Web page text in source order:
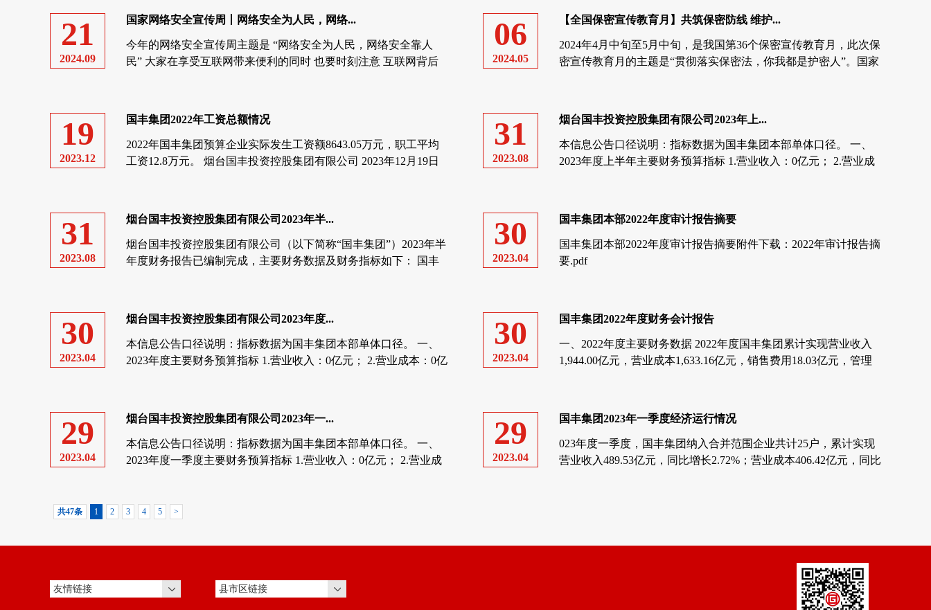
21
2024.09
国家网络安全宣传周丨网络安全为人民，网络...
今年的网络安全宣传周主题是 “网络安全为人民，网络安全靠人
民” 大家在享受互联网带来便利的同时 也要时刻注意 互联网背后
06
2024.05
【全国保密宣传教育月】共筑保密防线 维护...
2024年4月中旬至5月中旬，是我国第36个保密宣传教育月，此次保
密宣传教育月的主题是“贯彻落实保密法，你我都是护密人”。国家
19
2023.12
国丰集团2022年工资总额情况
2022年国丰集团预算企业实际发生工资额8643.05万元，职工平均
工资12.8万元。 烟台国丰投资控股集团有限公司 2023年12月19日
31
2023.08
烟台国丰投资控股集团有限公司2023年上...
本信息公告口径说明：指标数据为国丰集团本部单体口径。 一、
2023年度上半年主要财务预算指标 1.营业收入：0亿元； 2.营业成
31
2023.08
烟台国丰投资控股集团有限公司2023年半...
烟台国丰投资控股集团有限公司（以下简称“国丰集团”）2023年半
年度财务报告已编制完成，主要财务数据及财务指标如下： 国丰
30
2023.04
国丰集团本部2022年度审计报告摘要
国丰集团本部2022年度审计报告摘要附件下载：2022年审计报告摘
要.pdf
30
2023.04
烟台国丰投资控股集团有限公司2023年度...
本信息公告口径说明：指标数据为国丰集团本部单体口径。 一、
2023年度主要财务预算指标 1.营业收入：0亿元； 2.营业成本：0亿
30
2023.04
国丰集团2022年度财务会计报告
一、2022年度主要财务数据 2022年度国丰集团累计实现营业收入
1,944.00亿元，营业成本1,633.16亿元，销售费用18.03亿元，管理
29
2023.04
烟台国丰投资控股集团有限公司2023年一...
本信息公告口径说明：指标数据为国丰集团本部单体口径。 一、
2023年度一季度主要财务预算指标 1.营业收入：0亿元； 2.营业成
29
2023.04
国丰集团2023年一季度经济运行情况
023年度一季度，国丰集团纳入合并范围企业共计25户，累计实现
营业收入489.53亿元，同比增长2.72%；营业成本406.42亿元，同比
共47条 1 2 3 4 5 >